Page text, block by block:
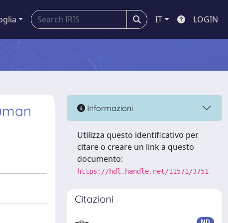
IT LOGIN
Informazioni
Utilizza questo identificativo per
citare o creare un link a questo
documento:
https://hdl.handle.net/11571/3751
Citazioni